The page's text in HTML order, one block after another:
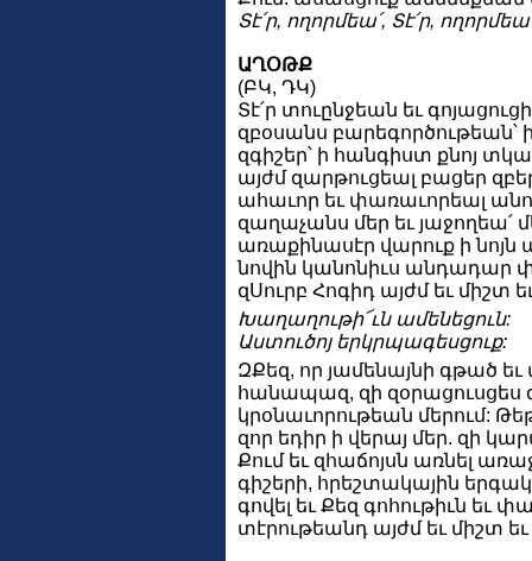
Տէ՛ր, ողորմեա՛, Տէ՛ր,
ԱՂՕԹՔ
(ԲԿ, ԴԿ)
Տէ՛ր տուընջեան եւ
զբօսանս բարեգործութեան՝
զգիշեր՝ ի հանգիստ քնոյ
այժմ զարթուցեալ բացեր
ահաւոր եւ փառաւորեալ
զաղաչանս մեր եւ յաջողեա՛
առաքինասէր վարուք ի
նովին կանոնիւս անդադար
զՍուրբ Հոգիդ այժմ եւ միշտ
Խաղաղութի՜ւն ամենեցուն:
Աստուծոյ երկրպագեսցուք:
ԶՔեզ, որ յամենայնի գթած
հանապազ, զի զօրացուսցես
կրօնաւորութեան մերում:
զոր եդիր ի վերայ մեր. զի
Քում եւ զհաճոյսն առնել
գիշերի, հրեշտակային
գովել եւ Քեզ գոհութիւն եւ
տէրութեանդ այժմ եւ միշտ